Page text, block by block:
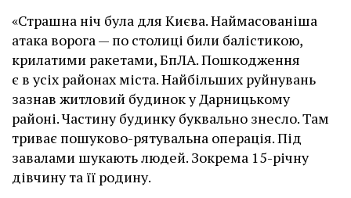
«Страшна ніч була для Києва. Наймасованіша
атака ворога — по столиці били балістикою,
крилатими ракетами, БпЛА. Пошкодження
є в усіх районах міста. Найбільших руйнувань
зазнав житловий будинок у Дарницькому
районі. Частину будинку буквально знесло. Там
триває пошуково-рятувальна операція. Під
завалами шукають людей. Зокрема 15-річну
дівчину та її родину.